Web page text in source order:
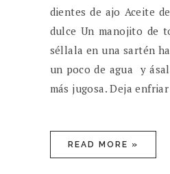
dientes de ajo Aceite
dulce Un manojito de
séllala en una sartén
un poco de agua y
más jugosa. Deja
READ MORE »